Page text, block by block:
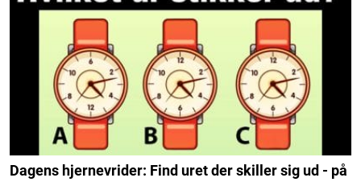
Dagens hjernevrider: Find uret der skiller sig ud - på